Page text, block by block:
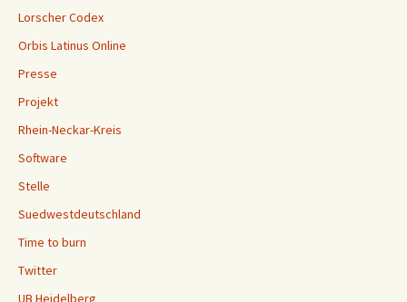
Lorscher Codex
Orbis Latinus Online
Presse
Projekt
Rhein-Neckar-Kreis
Software
Stelle
Suedwestdeutschland
Time to burn
Twitter
UB Heidelberg